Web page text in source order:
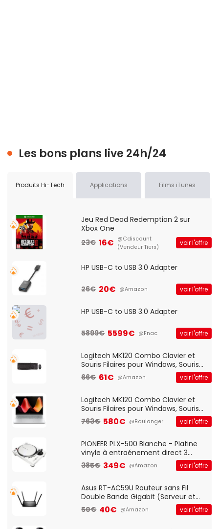
Les bons plans live 24h/24
Produits Hi-Tech Applications Films iTunes
Jeu Red Dead Redemption 2 sur
Xbox One
23€ 16€ @Cdiscount
(Vendeur Tiers)
voir l'offre
HP USB-C to USB 3.0 Adapter
26€ 20€ @Amazon voir l'offre
HP USB-C to USB 3.0 Adapter
5899€ 5599€ @Fnac voir l'offre
Logitech MK120 Combo Clavier et
Souris Filaires pour Windows, Souris
Optique Filaire, Connexion USB Plug
And Play, Confortable, Taille
QWERTY UK - Noir
66€ 61€ @Amazon voir l'offre
Logitech MK120 Combo Clavier et
Souris Filaires pour Windows, Souris
Optique Filaire, Connexion USB Plug
And Play, Confortable, Taille
QWERTY UK - Noir
763€ 580€ @Boulanger voir l'offre
PIONEER PLX-500 Blanche - Platine
vinyle à entraénement direct 3
vitesses (33-45-78 trs/min) avec
pre-ampli intégré et port USB
385€ 349€ @Amazon voir l'offre
Asus RT-AC59U Routeur sans Fil
Double Bande Gigabit (Serveur et
Client VPN, Triple Vlan, Mode Point
d'accès et Bridge, contrôle Parental,
50€ 40€ @Amazon voir l'offre